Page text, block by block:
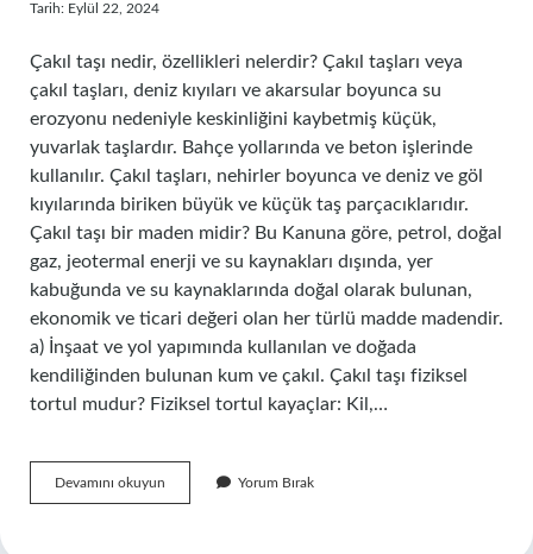
Tarih: Eylül 22, 2024
Çakıl taşı nedir, özellikleri nelerdir? Çakıl taşları veya
çakıl taşları, deniz kıyıları ve akarsular boyunca su
erozyonu nedeniyle keskinliğini kaybetmiş küçük,
yuvarlak taşlardır. Bahçe yollarında ve beton işlerinde
kullanılır. Çakıl taşları, nehirler boyunca ve deniz ve göl
kıyılarında biriken büyük ve küçük taş parçacıklarıdır.
Çakıl taşı bir maden midir? Bu Kanuna göre, petrol, doğal
gaz, jeotermal enerji ve su kaynakları dışında, yer
kabuğunda ve su kaynaklarında doğal olarak bulunan,
ekonomik ve ticari değeri olan her türlü madde madendir.
a) İnşaat ve yol yapımında kullanılan ve doğada
kendiliğinden bulunan kum ve çakıl. Çakıl taşı fiziksel
tortul mudur? Fiziksel tortul kayaçlar: Kil,…
Devamını okuyun
Taşı
Yorum Bırak